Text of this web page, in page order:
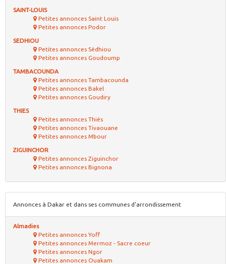
SAINT-LOUIS
Petites annonces Saint Louis
Petites annonces Podor
SEDHIOU
Petites annonces Sédhiou
Petites annonces Goudoump
TAMBACOUNDA
Petites annonces Tambacounda
Petites annonces Bakel
Petites annonces Goudiry
THIES
Petites annonces Thiés
Petites annonces Tivaouane
Petites annonces Mbour
ZIGUINCHOR
Petites annonces Ziguinchor
Petites annonces Bignona
Annonces à Dakar et dans ses communes d'arrondissement
Almadies
Petites annonces Yoff
Petites annonces Mermoz - Sacre coeur
Petites annonces Ngor
Petites annonces Ouakam